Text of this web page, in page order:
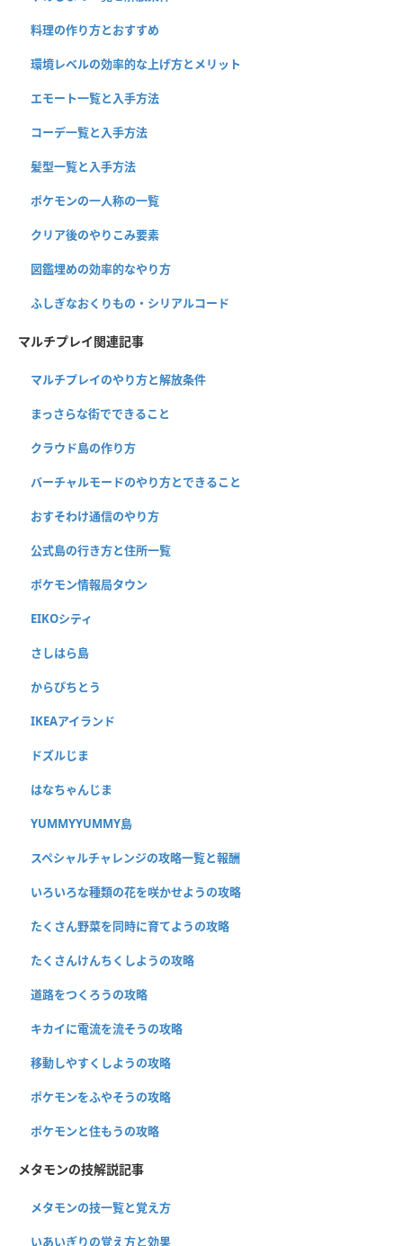
料理の作り方とおすすめ
環境レベルの効率的な上げ方とメリット
エモート一覧と入手方法
コーデ一覧と入手方法
髪型一覧と入手方法
ポケモンの一人称の一覧
クリア後のやりこみ要素
図鑑埋めの効率的なやり方
ふしぎなおくりもの・シリアルコード
マルチプレイ関連記事
マルチプレイのやり方と解放条件
まっさらな街でできること
クラウド島の作り方
バーチャルモードのやり方とできること
おすそわけ通信のやり方
公式島の行き方と住所一覧
ポケモン情報局タウン
EIKOシティ
さしはら島
からぴちとう
IKEAアイランド
ドズルじま
はなちゃんじま
YUMMYYUMMY島
スペシャルチャレンジの攻略一覧と報酬
いろいろな種類の花を咲かせようの攻略
たくさん野菜を同時に育てようの攻略
たくさんけんちくしようの攻略
道路をつくろうの攻略
キカイに電流を流そうの攻略
移動しやすくしようの攻略
ポケモンをふやそうの攻略
ポケモンと住もうの攻略
メタモンの技解説記事
メタモンの技一覧と覚え方
いあいぎりの覚え方と効果